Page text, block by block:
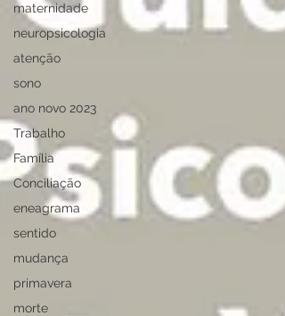
maternidade
neuropsicologia
atenção
sono
ano novo 2023
Trabalho
Família
Conciliação
eneagrama
sentido
mudança
primavera
morte